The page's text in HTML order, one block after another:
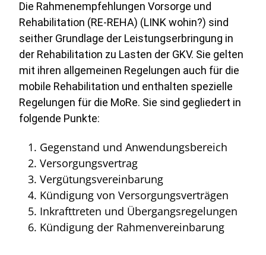
Die Rahmenempfehlungen Vorsorge und
Rehabilitation (RE-REHA) (LINK wohin?) sind
seither Grundlage der Leistungserbringung in
der Rehabilitation zu Lasten der GKV. Sie gelten
mit ihren allgemeinen Regelungen auch für die
mobile Rehabilitation und enthalten spezielle
Regelungen für die MoRe. Sie sind gegliedert in
folgende Punkte:
Gegenstand und Anwendungsbereich
Versorgungsvertrag
Vergütungsvereinbarung
Kündigung von Versorgungsverträgen
Inkrafttreten und Übergangsregelungen
Kündigung der Rahmenvereinbarung